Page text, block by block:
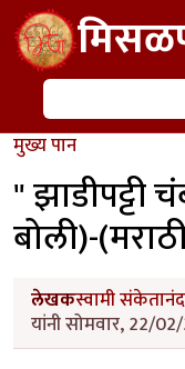
Skip to main content
शोध
मुख्य पान
"
बोली)-
लेखकस्वामी संकेतानंद
यांनी सोमवार, 22/